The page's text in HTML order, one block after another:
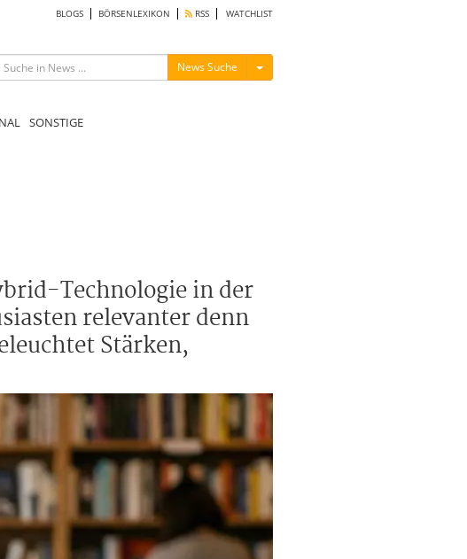
BLOGS BÖRSENLEXIKON RSS WATCHLIST
News Suche Menü ein-/ausblenden
SONSTIGE
Technologie in der
relevanter denn
Stärken,